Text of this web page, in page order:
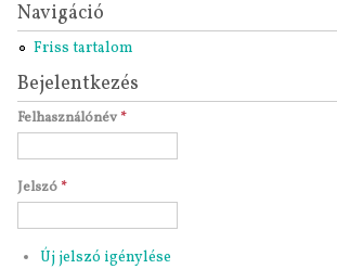
Navigáció
Friss tartalom
Bejelentkezés
Felhasználónév *
Jelszó *
Új jelszó igénylése